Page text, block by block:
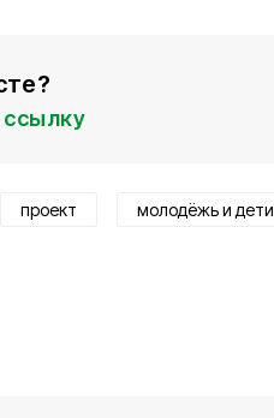
ссылку
проект молодёжь и дети